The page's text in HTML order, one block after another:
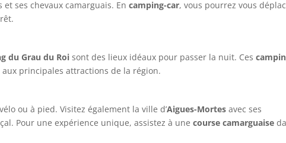
ses chevaux camarguais. En camping-car, vous pourrez vous
du Grau du Roisont des lieux idéaux pour passer la nuit. Ces
principales attractions de la région.
ou à pied. Visitez également la ville d’Aigues-Mortesavec ses
Pour une expérience unique, assistez à une course camarguaise